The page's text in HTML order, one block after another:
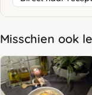
Misschien ook